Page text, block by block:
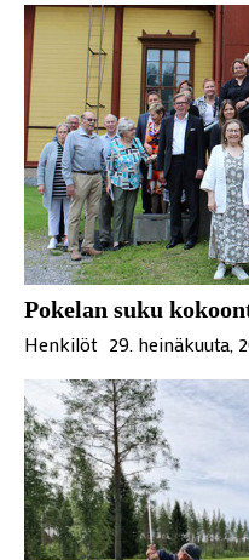
Pokelan suku
Henkilöt 29. heinäkuuta,